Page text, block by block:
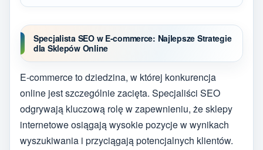
Specjalista SEO w E-commerce: Najlepsze Strategie
dla Sklepów Online
E-commerce to dziedzina, w której konkurencja
online jest szczególnie zacięta. Specjaliści SEO
odgrywają kluczową rolę w zapewnieniu, że sklepy
internetowe osiągają wysokie pozycje w wynikach
wyszukiwania i przyciągają potencjalnych klientów.